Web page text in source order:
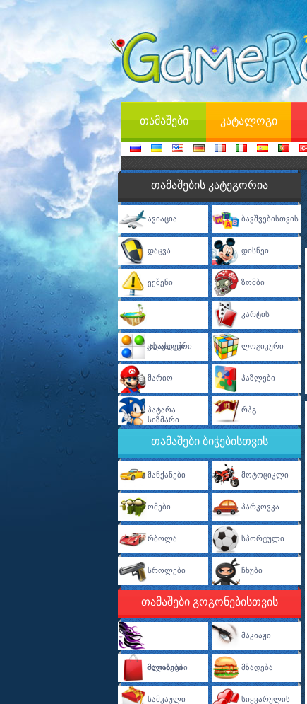
თამაშები კატალოგი
თამაშების კატეგორია
Ავიაცია Ბავშვებისთვის
Დაცვა Დისნეი
Ექშენი Ზომბი
Თავგადასავლები
Კარტის
Კლასიკური Ლოგიკური
Მარიო Პაზლები
Პატარა
Სიზმარი
Რპგ
თამაშები ბიჭებისთვის
Მანქანები Მოტოციკლი
Ომები Პარკოვკა
Რბოლა Სპორტული
Სროლები Ჩხუბი
თამაშები გოგონებისთვის
Ვარცხნილობები
Მაკიაჟი
Მაღაზიები Მზადება
Სამკაული
Სიყვარულის